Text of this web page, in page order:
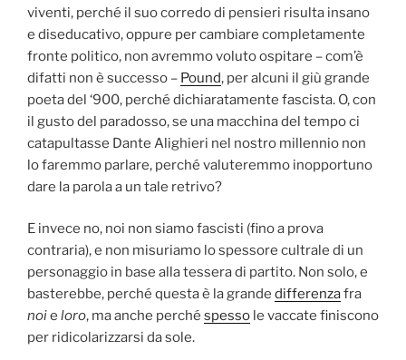
viventi, perché il suo corredo di pensieri risulta insano
e diseducativo, oppure per cambiare completamente
fronte politico, non avremmo voluto ospitare – com’è
difatti non è successo – Pound, per alcuni il giù grande
poeta del ‘900, perché dichiaratamente fascista. O, con
il gusto del paradosso, se una macchina del tempo ci
catapultasse Dante Alighieri nel nostro millennio non
lo faremmo parlare, perché valuteremmo inopportuno
dare la parola a un tale retrivo?
E invece no, noi non siamo fascisti (fino a prova
contraria), e non misuriamo lo spessore cultrale di un
personaggio in base alla tessera di partito. Non solo, e
basterebbe, perché questa è la grande differenzafra
noie loro, ma anche perché spesso le vaccate finiscono
per ridicolarizzarsi da sole.